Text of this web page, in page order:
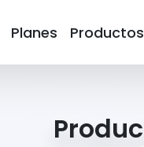
Planes Productos